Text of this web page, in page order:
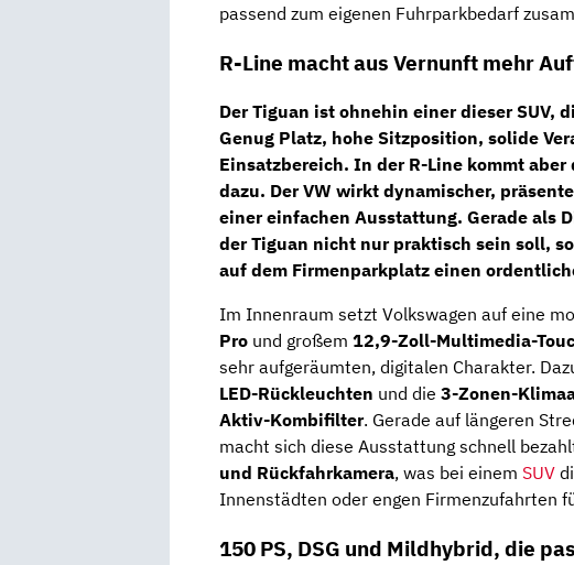
passend zum eigenen Fuhrparkbedarf
R-Line macht aus Vernunft mehr
Der Tiguan ist ohnehin einer dieser SUV,
Genug Platz, hohe Sitzposition, solide
Einsatzbereich. In der R-Line kommt aber
dazu. Der VW wirkt dynamischer,
einer einfachen Ausstattung. Gerade als
der Tiguan nicht nur praktisch sein soll,
auf dem Firmenparkplatz einen
Im Innenraum setzt Volkswagen auf eine
Pro und großem 12,9-Zoll-Multimedia-
sehr aufgeräumten, digitalen Charakter.
LED-Rückleuchten und die 3-Zonen-
Aktiv-Kombifilter. Gerade auf längeren
macht sich diese Ausstattung schnell
und Rückfahrkamera, was bei einem SUV
Innenstädten oder engen Firmenzufahrten
150 PS, DSG und Mildhybrid, die